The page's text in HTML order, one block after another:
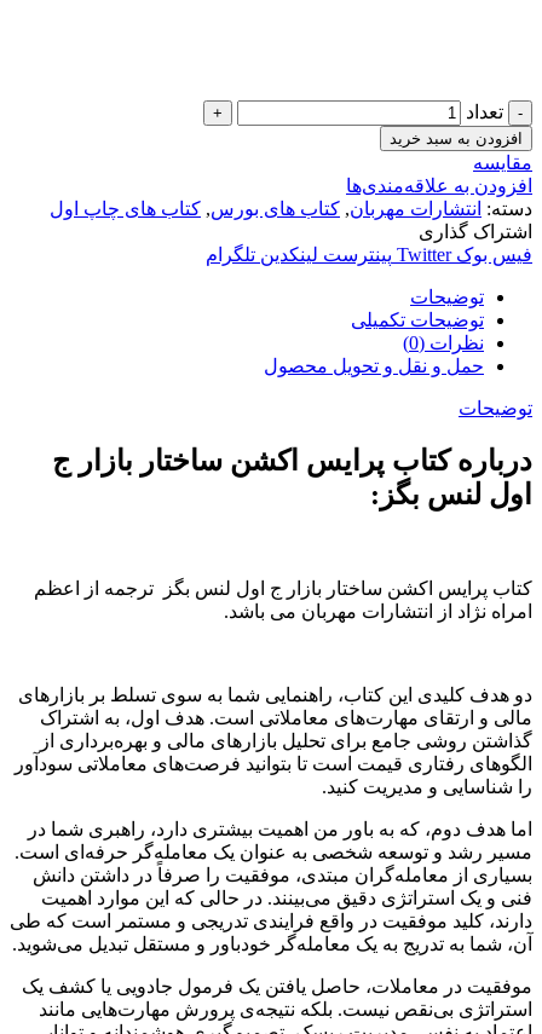
تعداد
افزودن به سبد خرید
مقایسه
افزودن به علاقه‌مندی‌ها
دسته: انتشارات مهربان, کتاب های بورس, کتاب های چاپ اول
اشتراک گذاری
فیس بوک Twitter پینترست لینکدین تلگرام
توضیحات
توضیحات تکمیلی
نظرات (0)
حمل و نقل و تحویل محصول
توضیحات
درباره کتاب پرایس اکشن ساختار بازار ج
اول لنس بگز:
کتاب پرایس اکشن ساختار بازار ج اول لنس بگز ترجمه از اعظم
امراه نژاد از انتشارات مهربان می باشد.
دو هدف کلیدی این کتاب، راهنمایی شما به سوی تسلط بر بازارهای
مالی و ارتقای مهارت‌های معاملاتی است. هدف اول، به اشتراک
گذاشتن روشی جامع برای تحلیل بازارهای مالی و بهره‌برداری از
الگوهای رفتاری قیمت است تا بتوانید فرصت‌های معاملاتی سودآور
را شناسایی و مدیریت کنید.
اما هدف دوم، که به باور من اهمیت بیشتری دارد، راهبری شما در
مسیر رشد و توسعه شخصی به عنوان یک معامله‌گر حرفه‌ای است.
بسیاری از معامله‌گران مبتدی، موفقیت را صرفاً در داشتن دانش
فنی و یک استراتژی دقیق می‌بینند. در حالی که این موارد اهمیت
دارند، کلید موفقیت در واقع فرایندی تدریجی و مستمر است که طی
آن، شما به تدریج به یک معامله‌گر خودباور و مستقل تبدیل می‌شوید.
موفقیت در معاملات، حاصل یافتن یک فرمول جادویی یا کشف یک
استراتژی بی‌نقص نیست. بلکه نتیجه‌ی پرورش مهارت‌هایی مانند